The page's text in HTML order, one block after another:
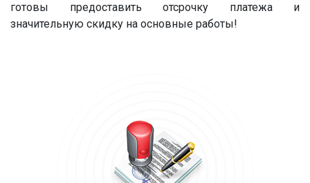
готовы предоставить отсрочку платежа и
значительную скидку на основные работы!